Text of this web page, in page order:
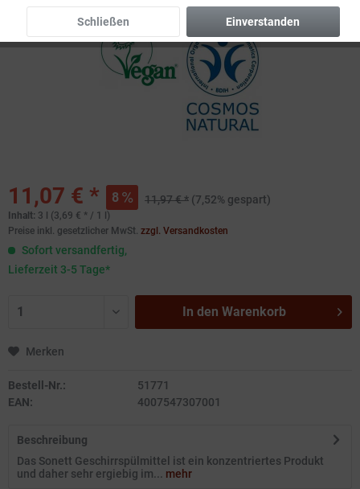
11,07 € * 8 11,97 € * (7,52% gespart)
Inhalt: 3 l (3,69 € * / 1 l)
Preise inkl. gesetzlicher MwSt. zzgl. Versandkosten
Sofort versandfertig,
Lieferzeit 3-5 Tage*
In den Warenkorb
Merken
Bestell-Nr.:
51771
EAN:
4007547307001
Beschreibung
Das Sonett Geschirrspülmittel ist ein konzentriertes Produkt
und daher sehr ergiebig im... mehr
Einverstanden
Schließen